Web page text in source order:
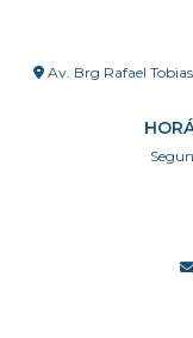
Av. Brg Rafael